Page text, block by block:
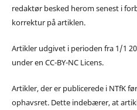
redaktør besked herom senest i
korrektur på artiklen.
Artikler udgivet i perioden fra 1/1
under en CC-BY-NC Licens.
Artikler, der er publicerede i NTfK
ophavsret. Dette indebærer, at